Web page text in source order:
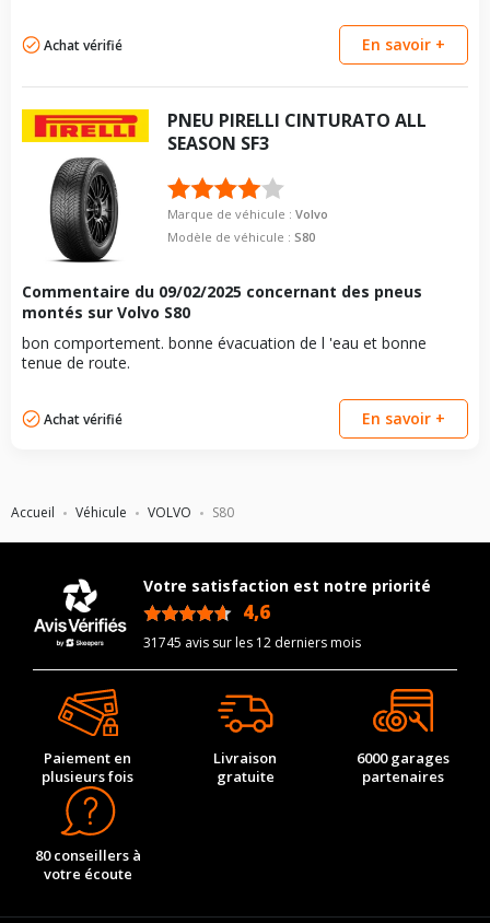
Accueil Véhicule VOLVO S80
Achat vérifié En savoir +
PNEU PIRELLI CINTURATO ALL
SEASON SF3
Marque de véhicule :Volvo
Modèle de véhicule :S80
Commentaire du 09/02/2025 concernant des pneus
montés sur Volvo S80
bon comportement. bonne évacuation de l 'eau et bonne
tenue de route.
Achat vérifié En savoir +
Votre satisfaction est notre priorité
4,6
31745 avis sur les 12 derniers mois
Paiement en
plusieurs fois
Livraison
gratuite
6000 garages
partenaires
80 conseillers à
votre écoute